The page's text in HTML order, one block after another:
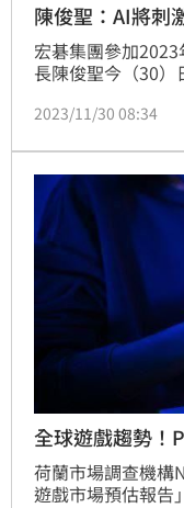
陳俊聖：AI將
宏碁集團參加
長陳俊聖今（30）
看好生成式AI應用
2023/11/30 08:34
全球遊戲趨勢！
荷蘭市場調查機構
遊戲市場預估報告